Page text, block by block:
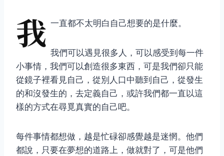
我 一直都不太明白自己想要的是什麼。
我們可以遇見很多人，可以感受到每一件
小事情，我們可以創造很多東西，可是我們卻只能
從鏡子裡看見自己，從別人口中聽到自己，從發生
的和沒發生的，去定義自己，或許我們都一直以這
樣的方式在尋覓真實的自己吧。
每件事情都想做，越是忙碌卻感覺越是迷惘。他們
都說，只要在夢想的道路上，做就對了，可是他們